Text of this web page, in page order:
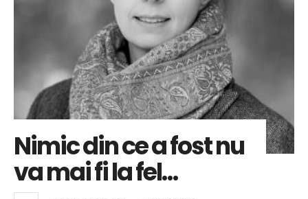
Nimic din ce a fost nu
va mai fi la fel…